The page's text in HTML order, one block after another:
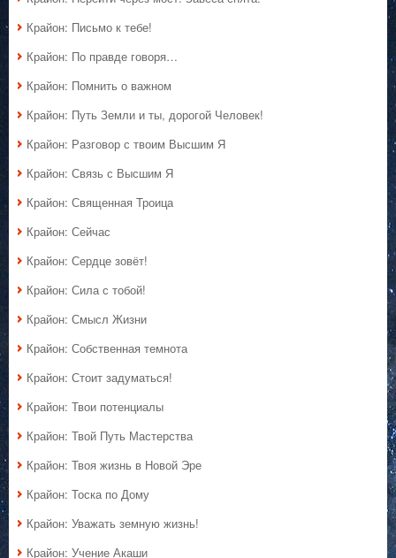
Крайон: Письмо к тебе!
Крайон: По правде говоря…
Крайон: Помнить о важном
Крайон: Путь Земли и ты, дорогой Человек!
Крайон: Разговор с твоим Высшим Я
Крайон: Связь с Высшим Я
Крайон: Священная Троица
Крайон: Сейчас
Крайон: Сердце зовёт!
Крайон: Сила с тобой!
Крайон: Смысл Жизни
Крайон: Собственная темнота
Крайон: Стоит задуматься!
Крайон: Твои потенциалы
Крайон: Твой Путь Мастерства
Крайон: Твоя жизнь в Новой Эре
Крайон: Тоска по Дому
Крайон: Уважать земную жизнь!
Крайон: Учение Акаши